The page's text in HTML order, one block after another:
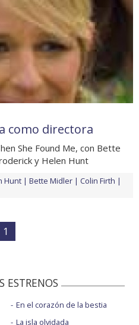
como directora
She Found Me, con Bette
y Helen Hunt
Hunt Bette Midler
Colin Firth
1
ESTRENOS
En el corazón de la bestia
La isla olvidada